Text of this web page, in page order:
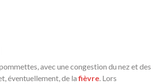
avec une congestion du nez et des
éventuellement, de lafièvre. Lors